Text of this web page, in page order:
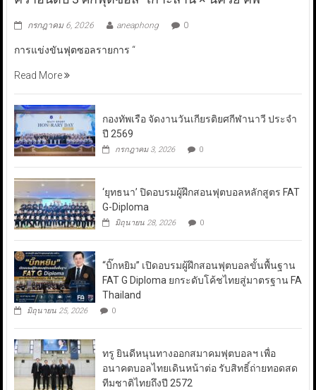
กรกฎาคม 6, 2026 aneaphong 0
การแข่งขันฟุตซอลรายการ “
Read More
กองทัพเรือ จัดงานวันเกียรติยศกีฬานาวี ประจำ
ปี 2569
กรกฎาคม 3, 2026 0
‘ยุทธนา’ ปิดอบรมผู้ฝึกสอนฟุตบอลหลักสูตร FAT
G-Diploma
มิถุนายน 28, 2026 0
“บิ๊กหยิม” เปิดอบรมผู้ฝึกสอนฟุตบอลขั้นพื้นฐาน
FAT G Diploma ยกระดับโค้ชไทยสู่มาตรฐาน FA
Thailand
มิถุนายน 25, 2026 0
ทรู ยินดีหนุนทางออกสมาคมฟุตบอลฯ เพื่อ
อนาคตบอลไทยเดินหน้าต่อ รับสิทธิ์ถ่ายทอดสด
ทีมชาติไทยถึงปี 2572